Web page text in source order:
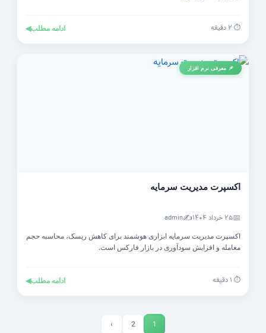
⏱️ ۲ دقیقه ادامه مطلب◀
📌 معرفی نرم افزار
اکسپرت مدیریت سرمایه
📅۲۵ خرداد ۱۴۰۴ ✍️
admin
اکسپرت مدیریت سرمایه ابزاری هوشمند برای کاهش ریسک، محاسبه حجم
معامله و افزایش سودآوری در بازار فارکس است.
⏱️ ۱ دقیقه ادامه مطلب◀
1
2
›